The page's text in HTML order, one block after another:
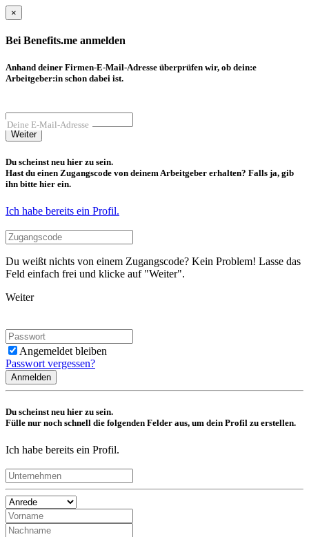
×
Bei Benefits.me anmelden
Anhand deiner Firmen-E-Mail-Adresse überprüfen wir, ob dein:e
Arbeitgeber:in schon dabei ist.
Deine E-Mail-Adresse
Weiter
Du scheinst neu hier zu sein.
Hast du einen Zugangscode von deinem Arbeitgeber erhalten? Falls ja, gib
ihn bitte hier ein.
Ich habe bereits ein Profil.
Du weißt nichts von einem Zugangscode? Kein Problem! Lasse das
Feld einfach frei und klicke auf "Weiter".
Weiter
Angemeldet bleiben
Passwort vergessen?
Anmelden
Du scheinst neu hier zu sein.
Fülle nur noch schnell die folgenden Felder aus, um dein Profil zu erstellen.
Ich habe bereits ein Profil.